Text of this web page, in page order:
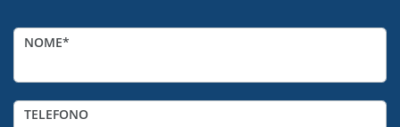
NOME
TELEFONO